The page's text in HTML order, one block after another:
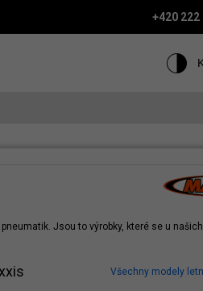
+420 222
Jsou to výrobky, které se u
Všechny modely